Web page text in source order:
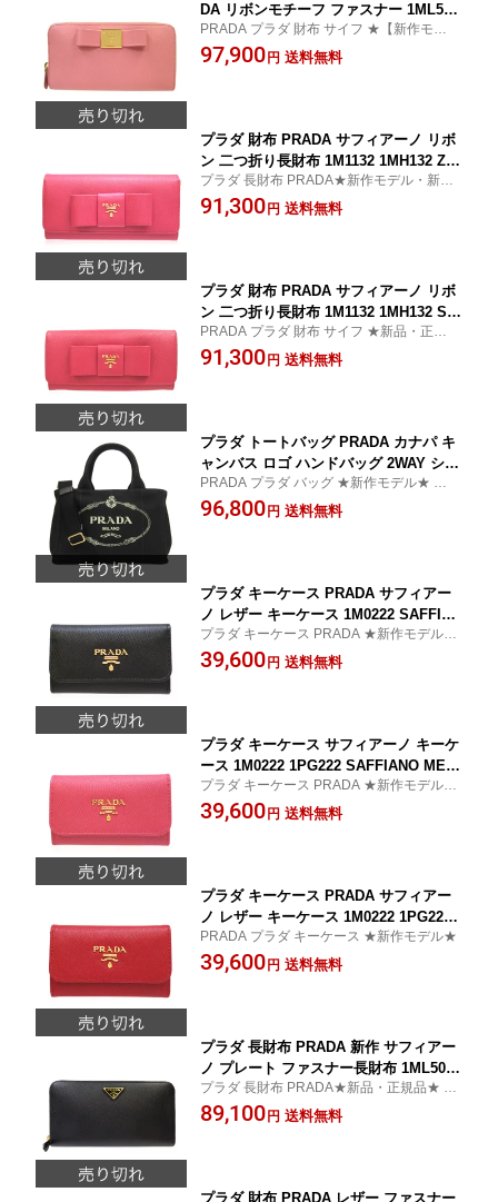
DA リボンモチーフ ファスナー 1ML506
SAFFIANO FIOCCO PETALO ライトピ
ンク【サイフ】【新作モデル・新品・正
PRADA プラダ 財布 サイフ ★【新作モデ
ル・新品・正規品★ 上品な高級感漂うお洒
落な長財布
97,900 円 送料無料
プラダ 財布 PRADA サフィアーノ リボ
ン 二つ折り長財布 1M1132 1MH132 ZT
M F0615 SAFFIANO FIOCCO PEONIA
ORCHIDEA サイフ【プラダ財布/PRAD
プラダ 長財布 PRADA★新作モデル・新
品・正規品★ 上品な高級感漂うお洒落な長
財布
91,300 円 送料無料
プラダ 財布 PRADA サフィアーノ リボ
ン 二つ折り長財布 1M1132 1MH132 SA
FFIANO FIOCCO PEONIA 【プラダ財
布/PRADA財布】【新品・正規品】【楽
PRADA プラダ 財布 サイフ ★新品・正規品
★ 上品な高級感漂うお洒落な長財布
91,300 円 送料無料
プラダ トートバッグ PRADA カナパ キ
ャンバス ロゴ ハンドバッグ 2WAY ショ
ルダーバッグ B2439G 1BG439 CANAP
A NERO ブラック PRADA プラダ【プ
PRADA プラダ バッグ ★新作モデル★ 上品
な高級感漂うお洒落なトート ハンドバッグ
96,800 円 送料無料
プラダ キーケース PRADA サフィアー
ノ レザー キーケース 1M0222 SAFFIAN
O METAL NERO ブラック 1PG222 PR
ADA プラダ 【キーケース】【プラダキ
プラダ キーケース PRADA ★新作モデル・
新品・正規品★
39,600 円 送料無料
プラダ キーケース サフィアーノ キーケ
ース 1M0222 1PG222 SAFFIANO MET
AL PEONIA ピンク 【新作モデル・新
品・正規品】【キーケース】【プラダ
プラダ キーケース PRADA ★新作モデル・
新品・正規品★
39,600 円 送料無料
プラダ キーケース PRADA サフィアー
ノ レザー キーケース 1M0222 1PG222
SAFFIANO METAL FUOCO レッド PR
ADA プラダ 【キーケース】【プラダキ
PRADA プラダ キーケース ★新作モデル★
39,600 円 送料無料
プラダ 長財布 PRADA 新作 サフィアー
ノ プレート ファスナー長財布 1ML506
NERO ブラック 【プラダ財布/PRADA
財布】【新品・正規品】【楽ギフ_包
プラダ 長財布 PRADA★新品・正規品★ 上
品な高級感漂うお洒落な長財布
89,100 円 送料無料
プラダ 財布 PRADA レザー ファスナー